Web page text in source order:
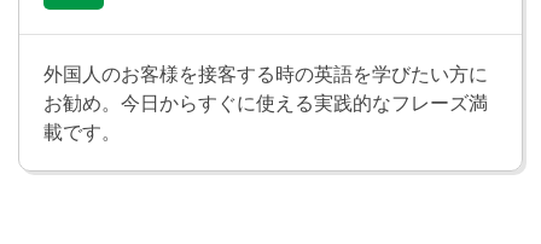
ました」という文の場合、「彼」と「お金」を主語と
Lesson 30
主語＋動詞＋目的語＋補語の文を、受動態にする練習
外国人のお客様を接客する時の英語を学びたい方に
お勧め。今日からすぐに使える実践的なフレーズ満
載です。